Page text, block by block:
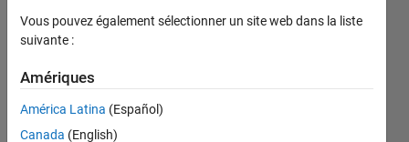
Renee
189
2 likes
Vous pouvez également sélectionner un site web dans la liste
suivante :
Amériques
América Latina (Español)
Canada (English)